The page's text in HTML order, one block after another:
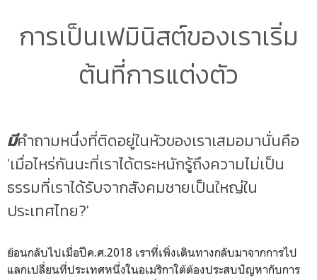
การเป็นเฟมินิสต์ของเราเริ่ม
ต้นที่การแต่งตัว
มีคำถามหนึ่งที่ติดอยู่ในหัวของเราเสมอมานั่นคือ
'เมื่อไหร่กันนะที่เราได้ตระหนักรู้ถึงความไม่เป็น
ธรรมที่เราได้รับจากสังคมชายเป็นใหญ่ใน
ประเทศไทย?'
ย้อนกลับไปเมื่อปีค.ศ.2018 เราที่เพิ่งเดินทางกลับมาจากการไป
แลกเปลี่ยนที่ประเทศหนึ่งในอเมริกาใต้ต้องประสบปัญหากับการ